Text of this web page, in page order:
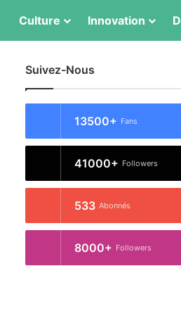
Culture Innovation
Suivez-Nous
13500+ Fans
41000+ Followers
533 Abonnés
8000+ Followers